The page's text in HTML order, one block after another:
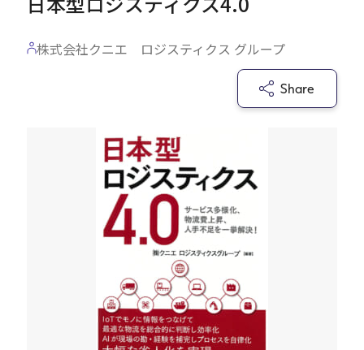
コンサルタント執筆記事
セミナー / イベント
株式会社クニエ ロジスティクス グループ
Share